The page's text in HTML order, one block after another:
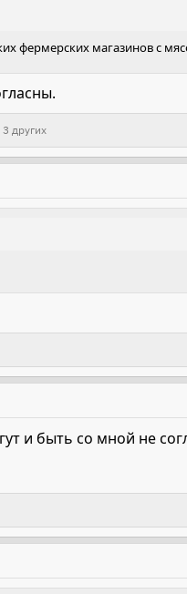
фермерских магазинов с
3 других
и быть со мной не